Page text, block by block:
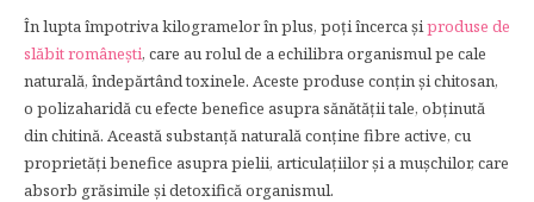
În lupta împotriva kilogramelor în plus, poţi încerca şiproduse de
slăbit româneşti, care au rolul de a echilibra organismul pe cale
naturală, îndepărtând toxinele. Aceste produse conţin şi chitosan,
o polizaharidă cu efecte benefice asupra sănătăţii tale, obţinută
din chitină. Această substanţă naturală conţine fibre active, cu
proprietăţi benefice asupra pielii, articulaţiilor şi a muşchilor, care
absorb grăsimile şi detoxifică organismul.